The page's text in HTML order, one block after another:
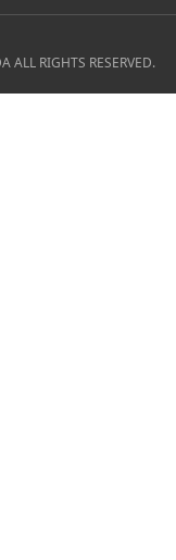
RIGHTS RESERVED.